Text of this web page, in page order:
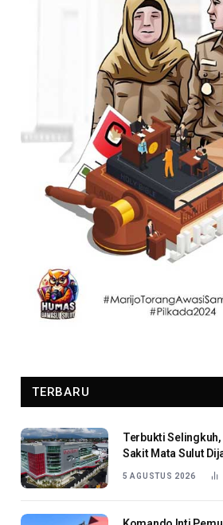
TERBARU
Terbukti Selingkuh,
Sakit Mata Sulut
5 AGUSTUS 2026